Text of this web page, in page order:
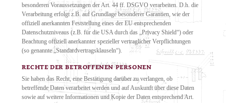
besonderen Voraussetzungen der Art. 44 ff. DSGVO verarbeiten. D.h. die
Verarbeitung erfolgt z.B. auf Grundlage besonderer Garantien, wie der
offiziell anerkannten Feststellung eines der EU entsprechenden
Datenschutzniveaus (z.B. für die USA durch das „Privacy Shield“) oder
Beachtung offiziell anerkannter spezieller vertraglicher Verpflichtungen
(so genannte „Standardvertragsklauseln“).
RECHTE DER BETROFFENEN PERSONEN
Sie haben das Recht, eine Bestätigung darüber zu verlangen, ob
betreffende Daten verarbeitet werden und auf Auskunft über diese Daten
sowie auf weitere Informationen und Kopie der Daten entsprechend Art.